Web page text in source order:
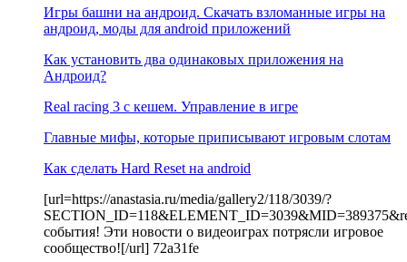
Игры башни на андроид. Скачать взломанные игры на
андроид, моды для android приложений
Как установить два одинаковых приложения на
Андроид?
Real racing 3 c кешем. Управление в игре
Главные мифы, которые приписывают игровым слотам
Как сделать Hard Reset на android
[url=https://anastasia.ru/media/gallery2/118/3039/?
события! Эти новости о видеоиграх потрясли игровое
сообщество![/url] 72a31fe